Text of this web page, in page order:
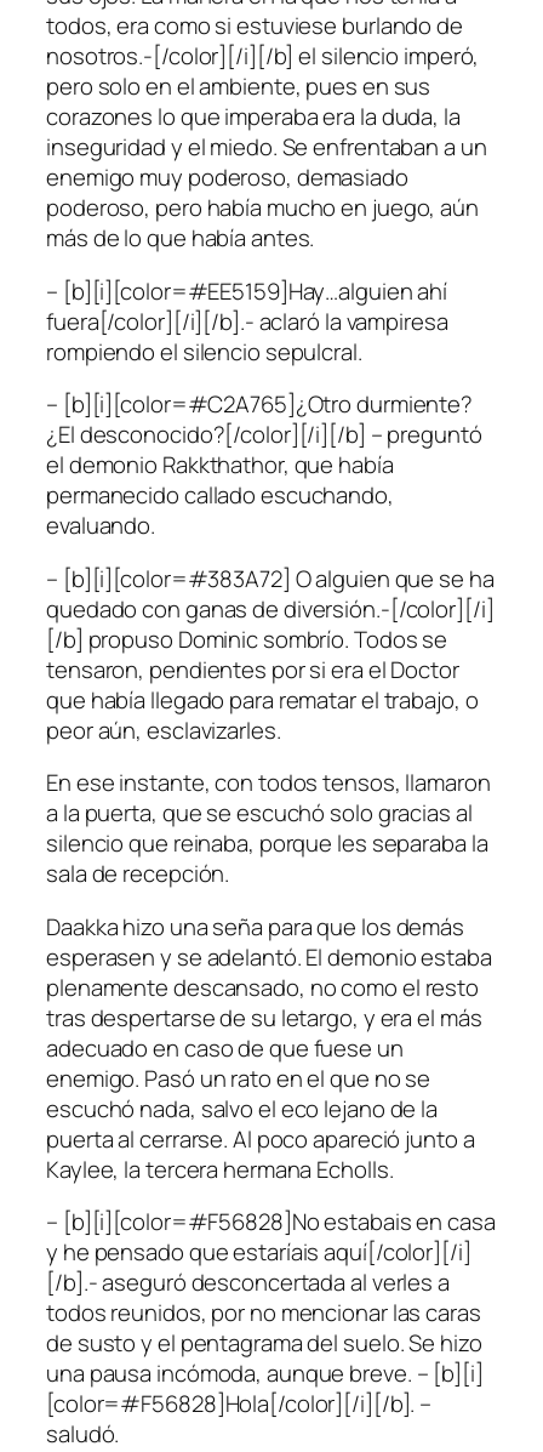
todos, era como si estuviese burlando de
nosotros.-[/color][/i][/b] el silencio imperó,
pero solo en el ambiente, pues en sus
corazones lo que imperaba era la duda, la
inseguridad y el miedo. Se enfrentaban a un
enemigo muy poderoso, demasiado
poderoso, pero había mucho en juego, aún
más de lo que había antes.
– [b][i][color=#EE5159]Hay…alguien ahí
fuera[/color][/i][/b].- aclaró la vampiresa
rompiendo el silencio sepulcral.
– [b][i][color=#C2A765]¿Otro durmiente?
¿El desconocido?[/color][/i][/b] – preguntó
el demonio Rakkthathor, que había
permanecido callado escuchando,
evaluando.
– [b][i][color=#383A72] O alguien que se ha
quedado con ganas de diversión.-[/color][/i]
[/b] propuso Dominic sombrío. Todos se
tensaron, pendientes por si era el Doctor
que había llegado para rematar el trabajo, o
peor aún, esclavizarles.
En ese instante, con todos tensos, llamaron
a la puerta, que se escuchó solo gracias al
silencio que reinaba, porque les separaba la
sala de recepción.
Daakka hizo una seña para que los demás
esperasen y se adelantó. El demonio estaba
plenamente descansado, no como el resto
tras despertarse de su letargo, y era el más
adecuado en caso de que fuese un
enemigo. Pasó un rato en el que no se
escuchó nada, salvo el eco lejano de la
puerta al cerrarse. Al poco apareció junto a
Kaylee, la tercera hermana Echolls.
– [b][i][color=#F56828]No estabais en casa
y he pensado que estaríais aquí[/color][/i]
[/b].- aseguró desconcertada al verles a
todos reunidos, por no mencionar las caras
de susto y el pentagrama del suelo. Se hizo
una pausa incómoda, aunque breve. – [b][i]
[color=#F56828]Hola[/color][/i][/b]. –
saludó.